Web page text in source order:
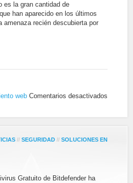
es la gran cantidad de
han aparecido en los últimos
amenaza recién descubierta por
web Comentarios desactivados
// SEGURIDAD // SOLUCIONES EN
Gratuito de Bitdefender ha